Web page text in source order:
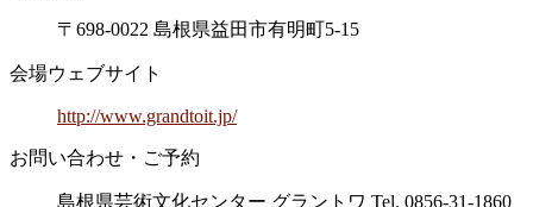
〒698-0022 島根県益田市有明町5-15
会場ウェブサイト
http://www.grandtoit.jp/
お問い合わせ・ご予約
島根県芸術文化センター グラントワ Tel. 0856-31-1860